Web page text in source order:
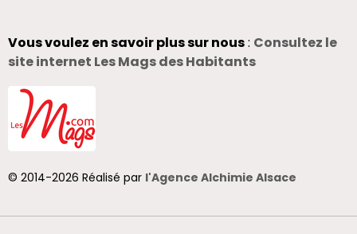
Vous voulez en savoir plus sur nous: Consultez le
site internet Les Mags des Habitants
© 2014-2026 Réalisé par l'Agence Alchimie Alsace